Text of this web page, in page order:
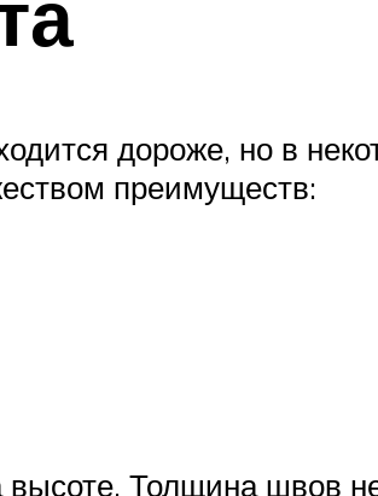
дороже, но в
преимуществ:
высоте. Толщина швов